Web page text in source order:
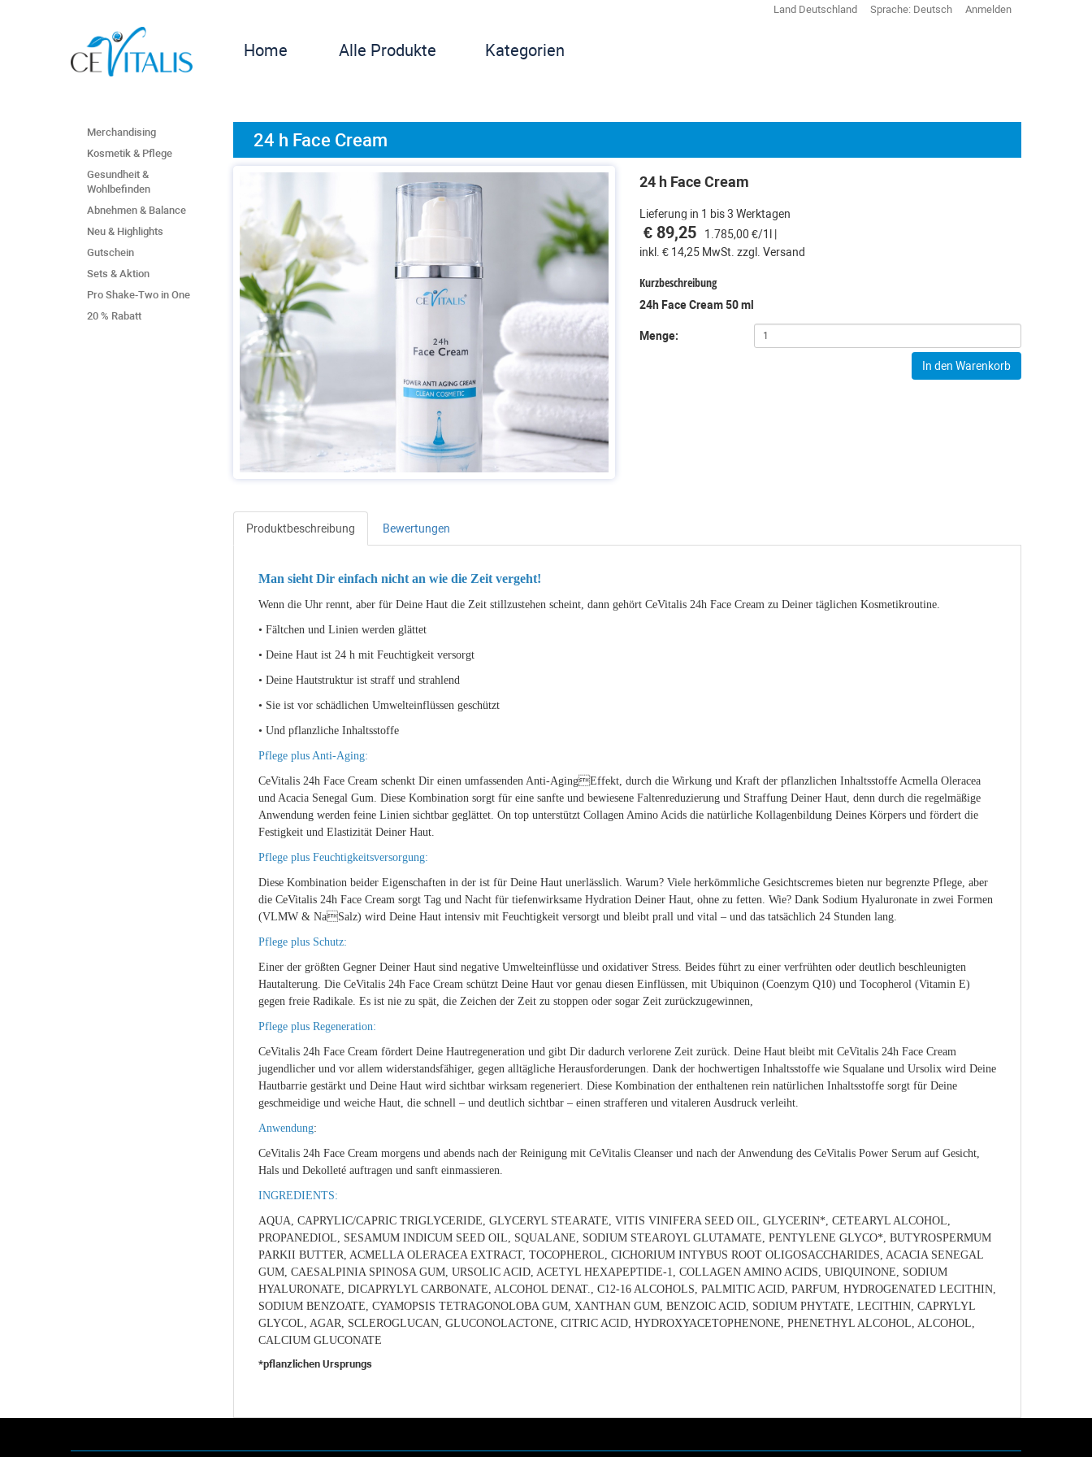
Land Deutschland Sprache: Deutsch Anmelden
Home Alle Produkte Kategorien
Merchandising
Kosmetik & Pflege
Gesundheit &
Wohlbefinden
Abnehmen & Balance
Neu & Highlights
Gutschein
Sets & Aktion
Pro Shake-Two in One
20 % Rabatt
24 h Face Cream
24 h Face Cream
Lieferung in 1 bis 3 Werktagen
€ 89,25
1.785,00 €/1l |
inkl. € 14,25 MwSt. zzgl. Versand
Kurzbeschreibung
24h Face Cream 50 ml
Menge:
In den Warenkorb
Produktbeschreibung Bewertungen
Man sieht Dir einfach nicht an wie die Zeit vergeht!
Wenn die Uhr rennt, aber für Deine Haut die Zeit stillzustehen scheint, dann gehört CeVitalis 24h Face Cream zu Deiner täglichen Kosmetikroutine.
• Fältchen und Linien werden glättet
• Deine Haut ist 24 h mit Feuchtigkeit versorgt
• Deine Hautstruktur ist straff und strahlend
• Sie ist vor schädlichen Umwelteinflüssen geschützt
• Und pflanzliche Inhaltsstoffe
Pflege plus Anti-Aging:
CeVitalis 24h Face Cream schenkt Dir einen umfassenden Anti-AgingEffekt, durch die Wirkung und Kraft der pflanzlichen Inhaltsstoffe Acmella Oleracea
und Acacia Senegal Gum. Diese Kombination sorgt für eine sanfte und bewiesene Faltenreduzierung und Straffung Deiner Haut, denn durch die regelmäßige
Anwendung werden feine Linien sichtbar geglättet. On top unterstützt Collagen Amino Acids die natürliche Kollagenbildung Deines Körpers und fördert die
Festigkeit und Elastizität Deiner Haut.
Pflege plus Feuchtigkeitsversorgung:
Diese Kombination beider Eigenschaften in der ist für Deine Haut unerlässlich. Warum? Viele herkömmliche Gesichtscremes bieten nur begrenzte Pflege, aber
die CeVitalis 24h Face Cream sorgt Tag und Nacht für tiefenwirksame Hydration Deiner Haut, ohne zu fetten. Wie? Dank Sodium Hyaluronate in zwei Formen
(VLMW & NaSalz) wird Deine Haut intensiv mit Feuchtigkeit versorgt und bleibt prall und vital – und das tatsächlich 24 Stunden lang.
Pflege plus Schutz:
Einer der größten Gegner Deiner Haut sind negative Umwelteinflüsse und oxidativer Stress. Beides führt zu einer verfrühten oder deutlich beschleunigten
Hautalterung. Die CeVitalis 24h Face Cream schützt Deine Haut vor genau diesen Einflüssen, mit Ubiquinon (Coenzym Q10) und Tocopherol (Vitamin E)
gegen freie Radikale. Es ist nie zu spät, die Zeichen der Zeit zu stoppen oder sogar Zeit zurückzugewinnen,
Pflege plus Regeneration:
CeVitalis 24h Face Cream fördert Deine Hautregeneration und gibt Dir dadurch verlorene Zeit zurück. Deine Haut bleibt mit CeVitalis 24h Face Cream
jugendlicher und vor allem widerstandsfähiger, gegen alltägliche Herausforderungen. Dank der hochwertigen Inhaltsstoffe wie Squalane und Ursolix wird Deine
Hautbarrie gestärkt und Deine Haut wird sichtbar wirksam regeneriert. Diese Kombination der enthaltenen rein natürlichen Inhaltsstoffe sorgt für Deine
geschmeidige und weiche Haut, die schnell – und deutlich sichtbar – einen strafferen und vitaleren Ausdruck verleiht.
Anwendung:
CeVitalis 24h Face Cream morgens und abends nach der Reinigung mit CeVitalis Cleanser und nach der Anwendung des CeVitalis Power Serum auf Gesicht,
Hals und Dekolleté auftragen und sanft einmassieren.
INGREDIENTS:
AQUA, CAPRYLIC/CAPRIC TRIGLYCERIDE, GLYCERYL STEARATE, VITIS VINIFERA SEED OIL, GLYCERIN*, CETEARYL ALCOHOL,
PROPANEDIOL, SESAMUM INDICUM SEED OIL, SQUALANE, SODIUM STEAROYL GLUTAMATE, PENTYLENE GLYCO*, BUTYROSPERMUM
PARKII BUTTER, ACMELLA OLERACEA EXTRACT, TOCOPHEROL, CICHORIUM INTYBUS ROOT OLIGOSACCHARIDES, ACACIA SENEGAL
GUM, CAESALPINIA SPINOSA GUM, URSOLIC ACID, ACETYL HEXAPEPTIDE-1, COLLAGEN AMINO ACIDS, UBIQUINONE, SODIUM
HYALURONATE, DICAPRYLYL CARBONATE, ALCOHOL DENAT., C12-16 ALCOHOLS, PALMITIC ACID, PARFUM, HYDROGENATED LECITHIN,
SODIUM BENZOATE, CYAMOPSIS TETRAGONOLOBA GUM, XANTHAN GUM, BENZOIC ACID, SODIUM PHYTATE, LECITHIN, CAPRYLYL
GLYCOL, AGAR, SCLEROGLUCAN, GLUCONOLACTONE, CITRIC ACID, HYDROXYACETOPHENONE, PHENETHYL ALCOHOL, ALCOHOL,
CALCIUM GLUCONATE
*pflanzlichen Ursprungs